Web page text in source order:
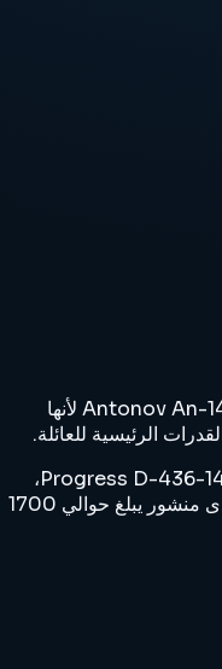
تبرز طائرة An-158 ضمن عائلة Antonov An-148 / 158 لأنها
الرئيسية للعائلة.
دخلت الخدمة في عام 2013 بمحركات Progress D-436-148،
ومقاعد نموذجية تتسع لـ 97 إلى 99، ومدى منشور يبلغ حوالي 1700